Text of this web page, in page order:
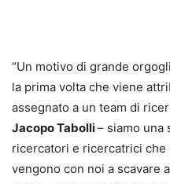
“Un motivo di grande
la prima volta che viene
assegnato a un team di
Jacopo Tabolli– siamo una
ricercatori e ricercatrici che
vengono con noi a scavare